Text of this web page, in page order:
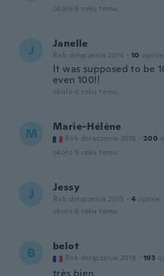
około 6 roku temu
J Janelle
Rok dołączenia 2014 · 10 opinie
It was supposed to be
even 100!!
około 6 roku temu
M Marie-Hélène
Rok dołączenia 2018 · 200
około 6 roku temu
J Jessy
Rok dołączenia 2015 · 4 opinie
około 6 roku temu
B belot
Rok dołączenia 2018 · 193
très bien